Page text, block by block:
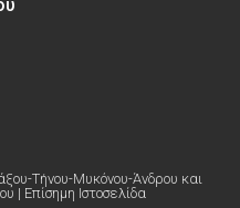
Τήνου-Μυκόνου-Άνδρου και
| Επίσημη Ιστοσελίδα